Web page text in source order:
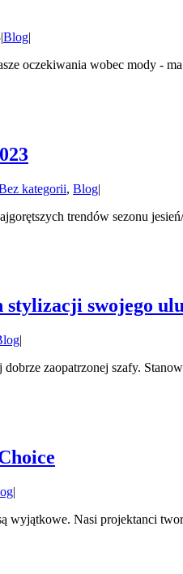
|Blog|
oczekiwania wobec mody -
kategorii, Blog|
trendów sezonu
swojego
|
zaopatrzonej szafy.
|
wyjątkowe. Nasi projektanci